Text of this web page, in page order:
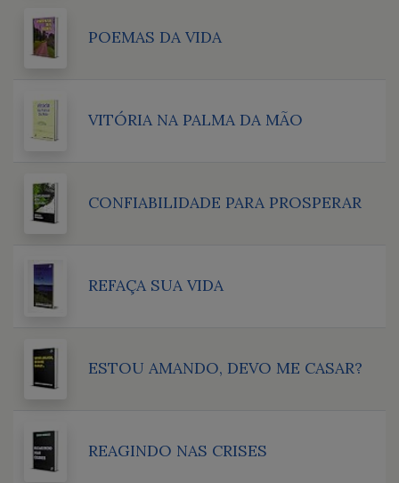
POEMAS DA VIDA
VITÓRIA NA PALMA DA MÃO
CONFIABILIDADE PARA PROSPERAR
REFAÇA SUA VIDA
ESTOU AMANDO, DEVO ME CASAR?
REAGINDO NAS CRISES